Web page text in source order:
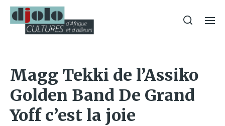
Magg Tekki de l’Assiko
Golden Band De Grand
Yoff c’est la joie